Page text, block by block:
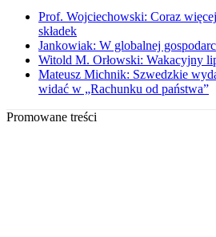
Prof. Wojciechowski: Coraz
składek
Jankowiak: W globalnej
Witold M. Orłowski: Wakacyjny
Mateusz Michnik: Szwedzkie
widać w „Rachunku od państwa”
Promowane treści